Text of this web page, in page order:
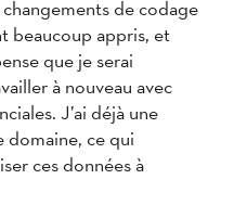
de codage
beaucoup appris, et
que je serai
à nouveau avec
J’ai déjà une
domaine, ce qui
ces données à